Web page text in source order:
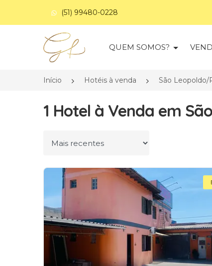
(51) 99480-0228
Página inicial
QUEM SOMOS?
Início Hotéis à venda São Leopoldo/
1 Hotel à Venda em
Ordenar por